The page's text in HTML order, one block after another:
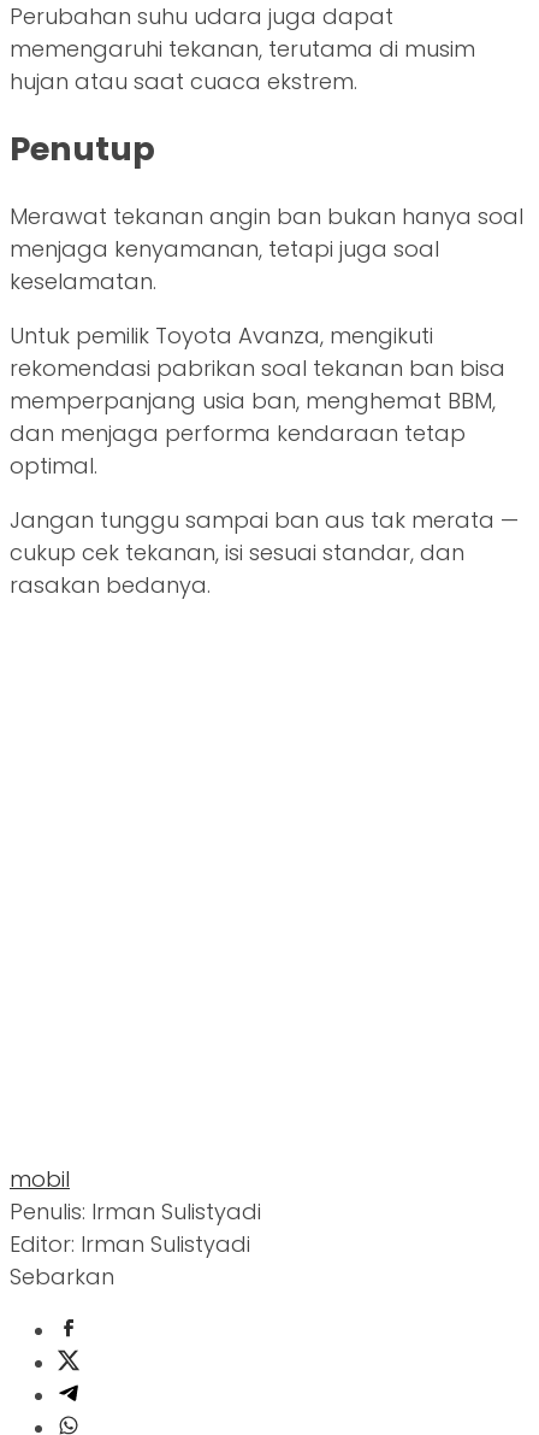
Perubahan suhu udara juga dapat
memengaruhi tekanan, terutama di musim
hujan atau saat cuaca ekstrem.
Penutup
Merawat tekanan angin ban bukan hanya soal
menjaga kenyamanan, tetapi juga soal
keselamatan.
Untuk pemilik Toyota Avanza, mengikuti
rekomendasi pabrikan soal tekanan ban bisa
memperpanjang usia ban, menghemat BBM,
dan menjaga performa kendaraan tetap
optimal.
Jangan tunggu sampai ban aus tak merata —
cukup cek tekanan, isi sesuai standar, dan
rasakan bedanya.
mobil
Penulis: Irman Sulistyadi
Editor: Irman Sulistyadi
Sebarkan